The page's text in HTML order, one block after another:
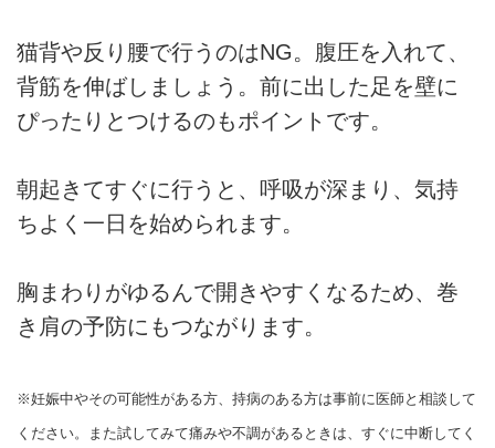
猫背や反り腰で行うのはNG。腹圧を入れて、
背筋を伸ばしましょう。前に出した足を壁に
ぴったりとつけるのもポイントです。
朝起きてすぐに行うと、呼吸が深まり、気持
ちよく一日を始められます。
胸まわりがゆるんで開きやすくなるため、巻
き肩の予防にもつながります。
※妊娠中やその可能性がある方、持病のある方は事前に医師と相談して
ください。また試してみて痛みや不調があるときは、すぐに中断してく